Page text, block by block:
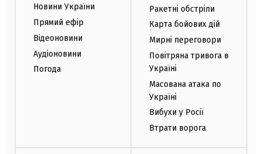
Новини України
Прямий ефір
Відеоновини
Аудіоновини
Погода
Ракетні обстріли
Карта бойових дій
Мирні переговори
Повітряна тривога в
Україні
Масована атака по
Україні
Вибухи у Росії
Втрати ворога